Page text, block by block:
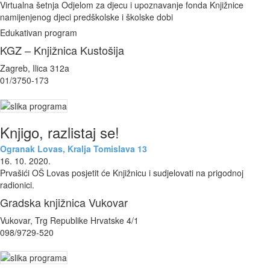
Virtualna šetnja Odjelom za djecu i upoznavanje fonda Knjižnice
namijenjenog djeci predškolske i školske dobi
Edukativan program
KGZ – Knjižnica Kustošija
Zagreb, Ilica 312a
01/3750-173
Knjigo, razlistaj se!
Ogranak Lovas, Kralja Tomislava 13
16. 10. 2020.
Prvašići OŠ Lovas posjetit će Knjižnicu i sudjelovati na prigodnoj
radionici.
Gradska knjižnica Vukovar
Vukovar, Trg Republike Hrvatske 4/1
098/9729-520